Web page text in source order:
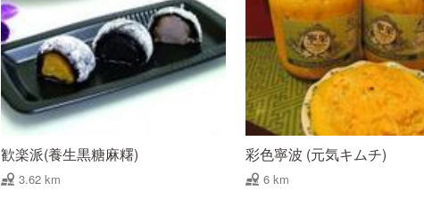
歓楽派(養生黒糖麻糬)
3.62 km
彩色寧波 (元気キムチ)
6 km